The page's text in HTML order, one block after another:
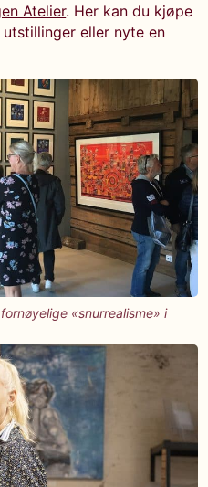
Atelier. Her kan du kjøpe
eller nyte en
«snurrealisme» i